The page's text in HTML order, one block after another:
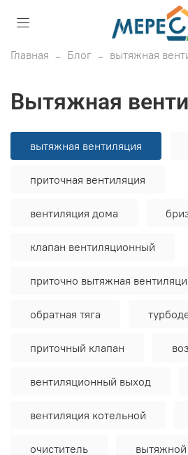
Главная Блог вытяжная
вытяжная
вытяжная вентиляция
приточная вентиляция
вентиляция дома
клапан вентиляционный
приточно вытяжная
обратная тяга
приточный клапан
вентиляционный выход
вентиляция котельной
очиститель вытяжной